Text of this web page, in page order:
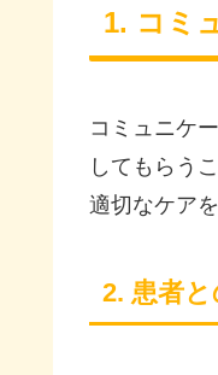
1. コミ
コミュニケ
してもらう
適切なケア
2. 患者